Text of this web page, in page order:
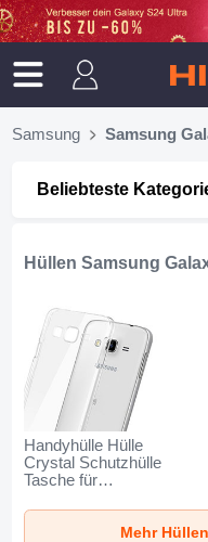
Samsung Samsung
Beliebteste
Hüllen Samsung
Handyhülle Hülle
Crystal Schutzhülle
Tasche für
J3 Klar
Mehr